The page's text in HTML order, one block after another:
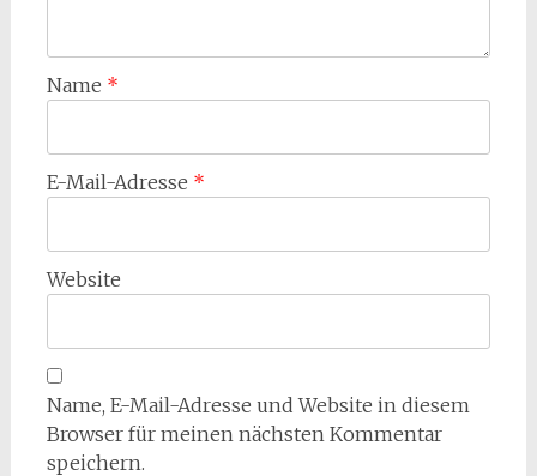
Name *
E-Mail-Adresse *
Website
Name, E-Mail-Adresse und Website in diesem
Browser für meinen nächsten Kommentar
speichern.